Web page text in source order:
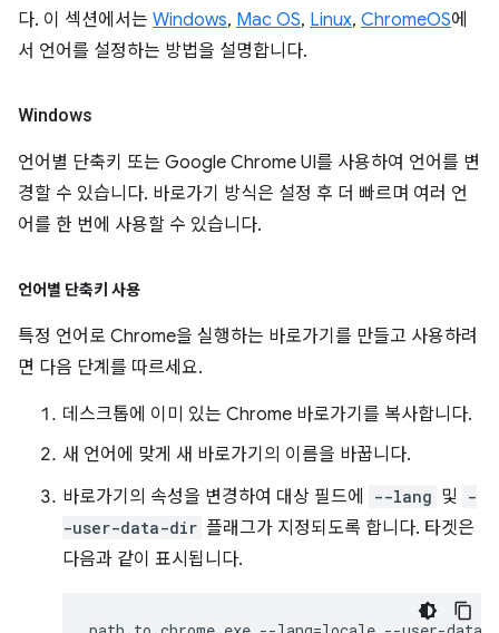
다. 이 섹션에서는 Windows, Mac OS, Linux, ChromeOS에
서 언어를 설정하는 방법을 설명합니다.
Windows
언어별 단축키 또는 Google Chrome UI를 사용하여 언어를 변
경할 수 있습니다. 바로가기 방식은 설정 후 더 빠르며 여러 언
어를 한 번에 사용할 수 있습니다.
언어별 단축키 사용
특정 언어로 Chrome을 실행하는 바로가기를 만들고 사용하려
면 다음 단계를 따르세요.
데스크톱에 이미 있는 Chrome 바로가기를 복사합니다.
새 언어에 맞게 새 바로가기의 이름을 바꿉니다.
바로가기의 속성을 변경하여 대상 필드에
--lang 및 -
-user-data-dir 플래그가 지정되도록 합니다. 타겟은
다음과 같이 표시됩니다.